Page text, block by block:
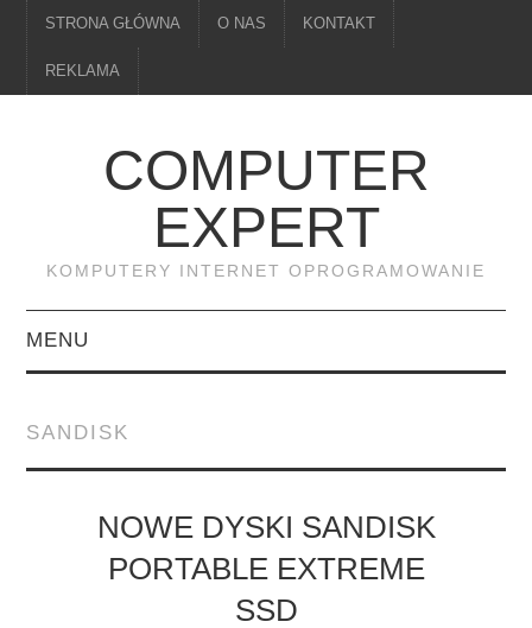
STRONA GŁÓWNA O NAS KONTAKT
REKLAMA
COMPUTER
EXPERT
KOMPUTERY INTERNET OPROGRAMOWANIE
MENU
MONITORY
NAPĘDY
SANDISK
NOWE DYSKI SANDISK
PORTABLE EXTREME
SSD